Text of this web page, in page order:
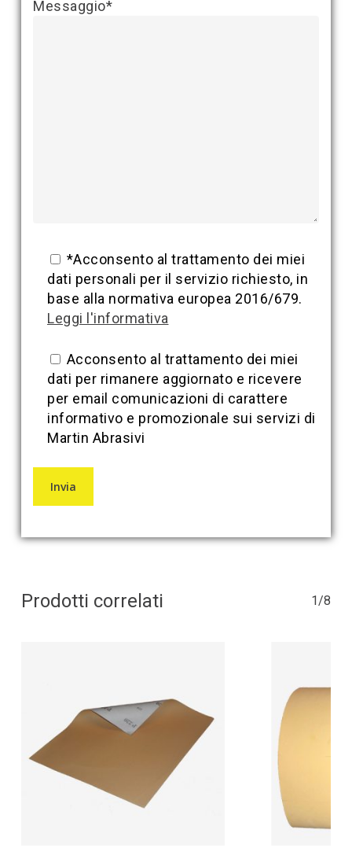
Messaggio*
*Acconsento al trattamento dei miei
dati personali per il servizio richiesto, in
base alla normativa europea 2016/679.
Leggi l'informativa
Acconsento al trattamento dei miei
dati per rimanere aggiornato e ricevere
per email comunicazioni di carattere
informativo e promozionale sui servizi di
Martin Abrasivi
Prodotti correlati 1/8